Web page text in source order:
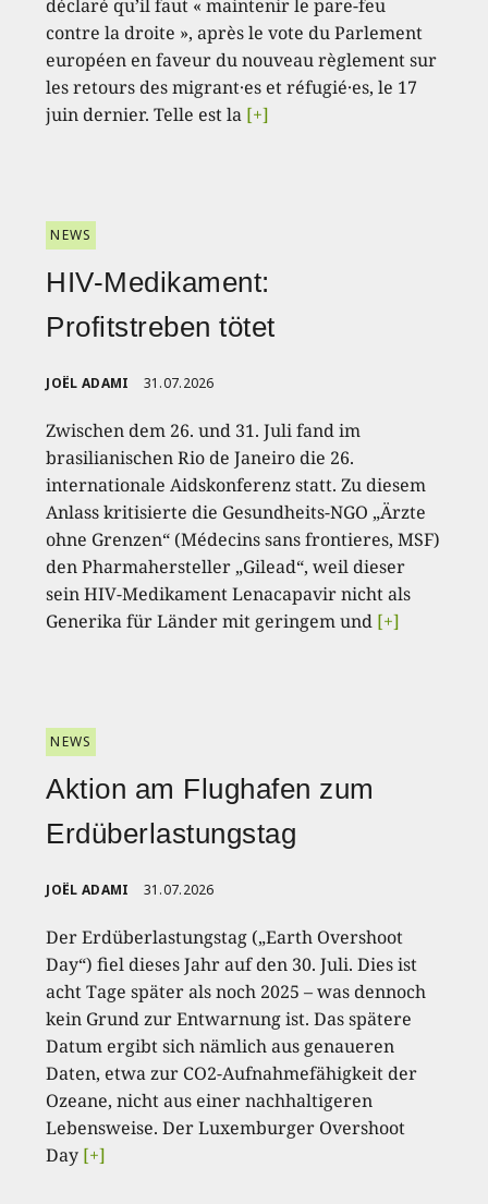
déclaré qu’il faut « maintenir le pare-feu
contre la droite », après le vote du Parlement
européen en faveur du nouveau règlement sur
les retours des migrant·es et réfugié·es, le 17
juin dernier. Telle est la [+]
NEWS
HIV-Medikament:
Profitstreben tötet
JOËL ADAMI 31.07.2026
Zwischen dem 26. und 31. Juli fand im
brasilianischen Rio de Janeiro die 26.
internationale Aidskonferenz statt. Zu diesem
Anlass kritisierte die Gesundheits-NGO „Ärzte
ohne Grenzen“ (Médecins sans frontieres, MSF)
den Pharmahersteller „Gilead“, weil dieser
sein HIV-Medikament Lenacapavir nicht als
Generika für Länder mit geringem und [+]
NEWS
Aktion am Flughafen zum
Erdüberlastungstag
JOËL ADAMI 31.07.2026
Der Erdüberlastungstag („Earth Overshoot
Day“) fiel dieses Jahr auf den 30. Juli. Dies ist
acht Tage später als noch 2025 – was dennoch
kein Grund zur Entwarnung ist. Das spätere
Datum ergibt sich nämlich aus genaueren
Daten, etwa zur CO2-Aufnahmefähigkeit der
Ozeane, nicht aus einer nachhaltigeren
Lebensweise. Der Luxemburger Overshoot
Day [+]